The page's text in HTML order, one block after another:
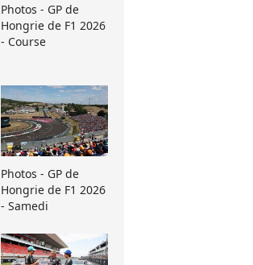
Photos - GP de
Hongrie de F1 2026
- Course
Photos - GP de
Hongrie de F1 2026
- Samedi